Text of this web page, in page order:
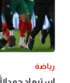
رياضة